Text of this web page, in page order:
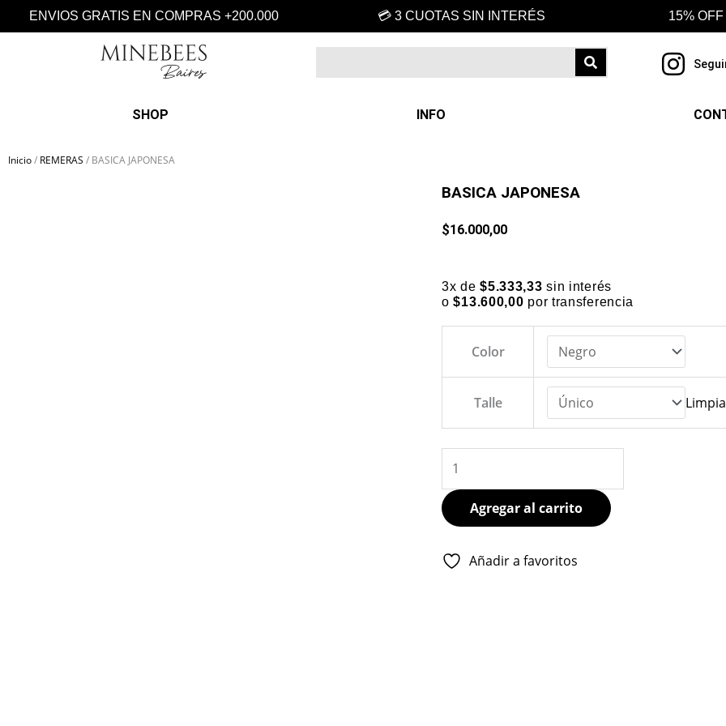
al
ENVIOS GRATIS EN COMPRAS +200.000 💳 3 CUOTAS SIN INTERÉS 15%
Search
SHOP INFO
Inicio/ REMERAS / BASICA JAPONESA
BASICA JAPONESA
$16.000,00
3x de$5.333,33 sin interés
o$13.600,00 por transferencia
Color
Talle
JAPONESA
cantidad
Agregar al carrito
Añadir a favoritos